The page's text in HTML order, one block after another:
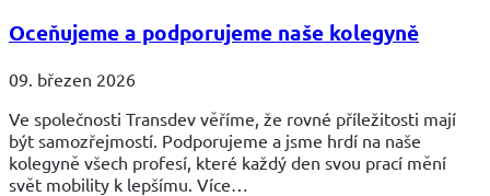
Oceňujeme a podporujeme naše kolegyně
09. březen 2026
Ve společnosti Transdev věříme, že rovné příležitosti mají
být samozřejmostí. Podporujeme a jsme hrdí na naše
kolegyně všech profesí, které každý den svou prací mění
svět mobility k lepšímu. Více…